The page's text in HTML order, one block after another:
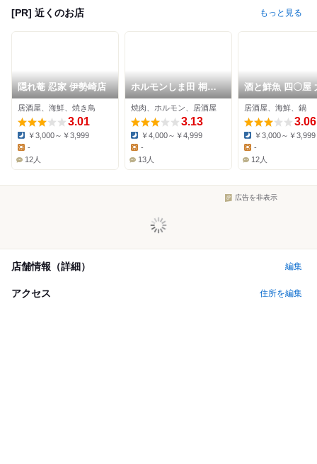
[PR] 近くのお店 もっと見る
隠れ菴 忍家 伊勢崎店
居酒屋、海鮮、焼き鳥
3.01
Dinner:
￥3,000～￥3,999
Lunch:
-
12人
ホルモンしま田 桐生
店
焼肉、ホルモン、居酒屋
3.13
Dinner:
￥4,000～￥4,999
Lunch:
-
13人
酒と鮮魚 四〇屋
居酒屋、海鮮、鍋
3.06
Dinner:
￥3,000～￥3,999
Lunch:
-
12人
広告を非表示
店舗情報（詳細） 編集
アクセス 住所を編集